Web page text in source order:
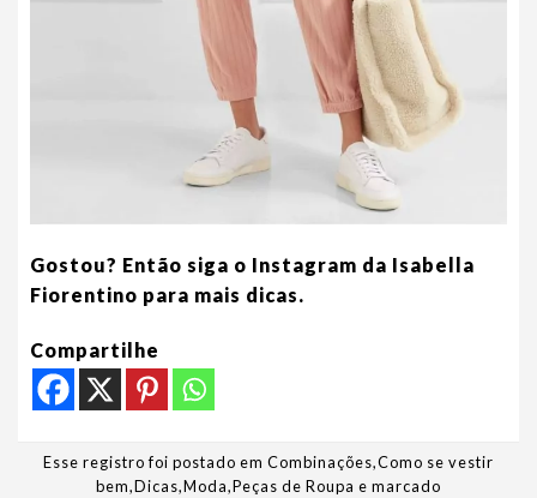
Gostou? Então siga o Instagram da Isabella
Fiorentino para mais dicas.
Compartilhe
Esse registro foi postado em Combinações,Como se vestir
bem,Dicas,Moda,Peças de Roupa e marcado